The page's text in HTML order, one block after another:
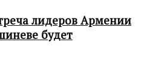
лидеров Армении
будет